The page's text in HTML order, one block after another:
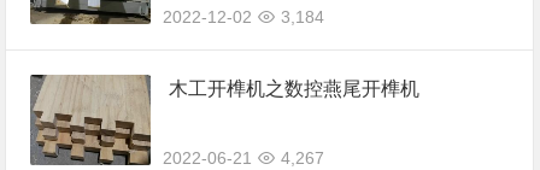
2022-12-02 3,184
木工开榫机之数控燕尾开榫机
2022-06-21 4,267